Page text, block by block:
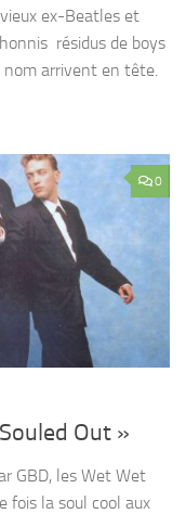
ex-Beatles et
résidus de boys
nom arrivent en tête.
0
Out »
GBD, les Wet Wet
fois la soul cool aux